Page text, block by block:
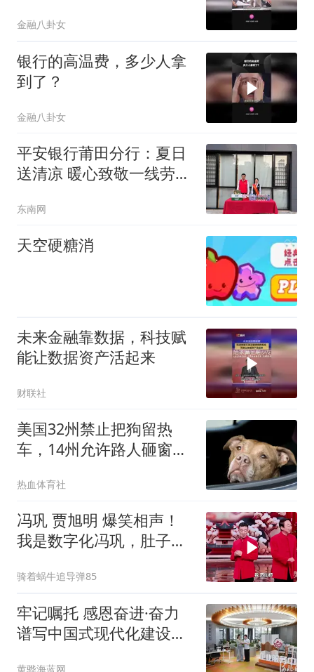
金融八卦女
银行的高温费，多少人拿
到了？
金融八卦女
平安银行莆田分行：夏日
送清凉 暖心致敬一线劳动
东南网
天空硬糖消
未来金融靠数据，科技赋
能让数据资产活起来
财联社
美国32州禁止把狗留热
车，14州允许路人砸窗，
热血体育社
冯巩 贾旭明 爆笑相声！
我是数字化冯巩，肚子里
骑着蜗牛追导弹85
牢记嘱托 感恩奋进·奋力
谱写中国式现代化建设河
黄骅海蓝网